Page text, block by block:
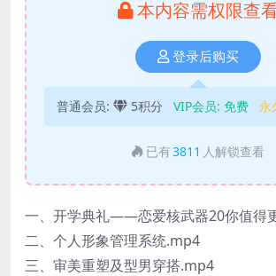
本内容需权限查
登录后购买
普通会员: 5积分 VIP会员: 免费 永
已有3811 人解锁查看
一、开学典礼——恋爱核武器20你值得
二、个人形象管理系统.mp4
三、审美重塑及型男穿搭.mp4